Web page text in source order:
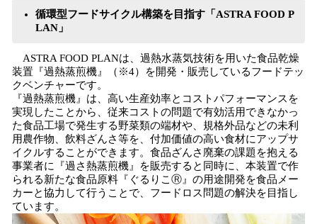
循環型フードサイクル構築を目指す「ASTRA FOOD P
LAN」
ASTRA FOOD PLANは、過熱水蒸気技術を用いた食品乾燥
装置『過熱蒸煎機』（※4）を開発・販売しているフードテッ
クベンチャーです。
『過熱蒸煎機』は、高い生産効率とコストパフォーマンスを
実現したことから、従来コストの問題で有効活用できなかっ
た食品工場で発生する野菜類の端材や、規格外品などの未利
用農作物、飲料ざんさ等を、付加価値の高い食材にアップサ
イクルすることができます。食品ざんさ廃棄の課題を抱える
事業者に『過さ熱蒸煎機』を販売すると同時に、本装置で作
られる新たな食品原料『ぐるりこⓇ』の用途開発を食品メー
カーと協力して行うことで、フードロス問題の解決を目指し
ています。